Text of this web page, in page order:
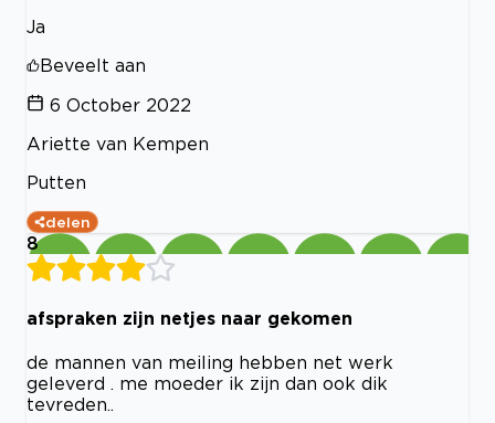
Ja
Beveelt aan
6 October 2022
Ariette van Kempen
Putten
delen
8
afspraken zijn netjes naar gekomen
de mannen van meiling hebben net werk
geleverd . me moeder ik zijn dan ook dik
tevreden..